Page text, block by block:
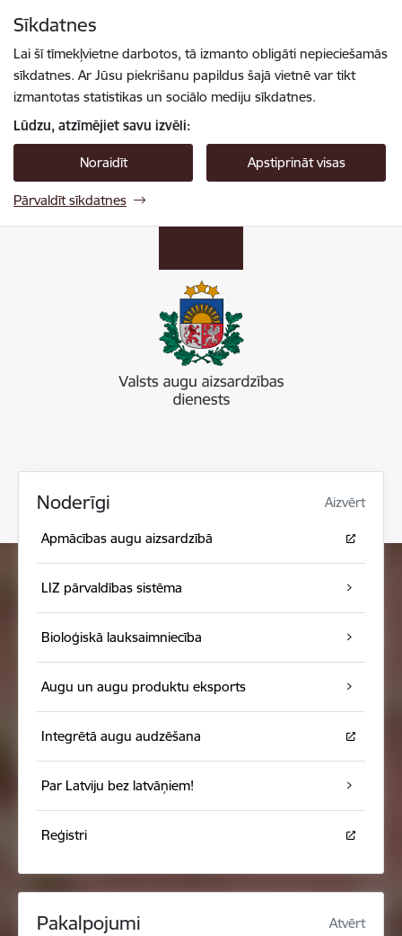
Sīkdatnes
Lai šī tīmekļvietne darbotos, tā izmanto obligāti nepieciešamās
sīkdatnes. Ar Jūsu piekrišanu papildus šajā vietnē var tikt
izmantotas statistikas un sociālo mediju sīkdatnes.
Lūdzu, atzīmējiet savu izvēli:
Noraidīt Apstiprināt visas
Pārvaldīt sīkdatnes
Noderīgi Aizvērt
Apmācības augu aizsardzībā
LIZ pārvaldības sistēma
Bioloģiskā lauksaimniecība
Augu un augu produktu eksports
Integrētā augu audzēšana
Par Latviju bez latvāņiem!
Reģistri
Pakalpojumi Atvērt